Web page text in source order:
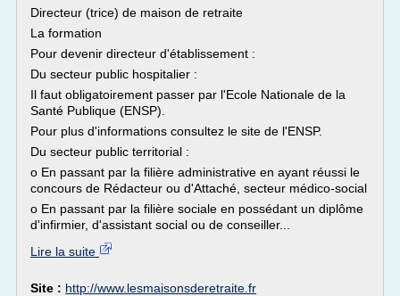
Directeur (trice) de maison de retraite
La formation
Pour devenir directeur d'établissement :
Du secteur public hospitalier :
Il faut obligatoirement passer par l'Ecole Nationale de la
Santé Publique (ENSP).
Pour plus d'informations consultez le site de l'ENSP.
Du secteur public territorial :
o En passant par la filière administrative en ayant réussi le
concours de Rédacteur ou d'Attaché, secteur médico-social
o En passant par la filière sociale en possédant un diplôme
d'infirmier, d'assistant social ou de conseiller...
Lire la suite
Site : http://www.lesmaisonsderetraite.fr